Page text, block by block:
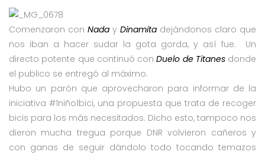
Comenzaron con Nada y Dinamita dejándonos claro que
nos iban a hacer sudar la gota gorda, y así fue. Un
directo potente que continuó conDuelo de Titanesdonde
el publico se entregó al máximo.
Hubo un parón que aprovecharon para informar de la
iniciativa #1niño1bici, una propuesta que trata de recoger
bicis para los más necesitados. Dicho esto, tampoco nos
dieron mucha tregua porque DNR volvieron cañeros y
con ganas de seguir dándolo todo tocando temazos